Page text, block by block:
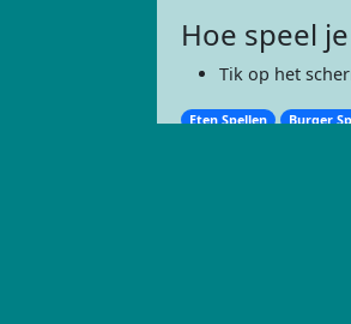
Hoe speel
Tik op het
Eten Spellen Burger